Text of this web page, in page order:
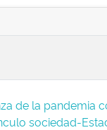
de la pandemia
sociedad-